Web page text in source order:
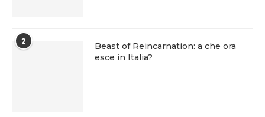
2
Beast of Reincarnation: a che ora
esce in Italia?